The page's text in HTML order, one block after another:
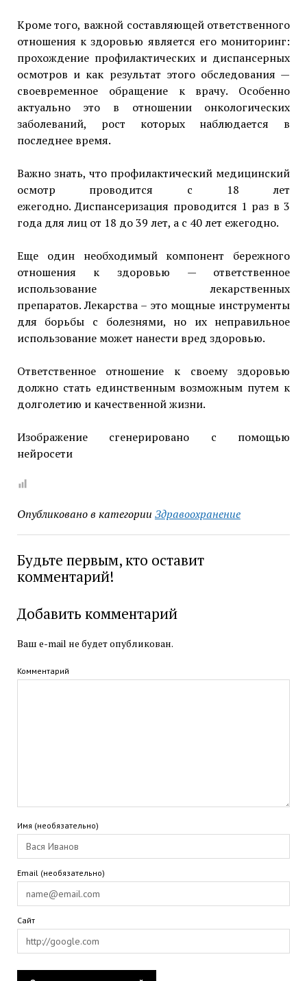
Кроме того, важной составляющей ответственного
отношения к здоровью является его мониторинг:
прохождение профилактических и диспансерных
осмотров и как результат этого обследования —
своевременное обращение к врачу. Особенно
актуально это в отношении онкологических
заболеваний, рост которых наблюдается в
последнее время.
Важно знать, что профилактический медицинский
осмотр проводится с 18 лет
ежегодно. Диспансеризация проводится 1 раз в 3
года для лиц от 18 до 39 лет, а с 40 лет ежегодно.
Еще один необходимый компонент бережного
отношения к здоровью — ответственное
использование лекарственных
препаратов. Лекарства – это мощные инструменты
для борьбы с болезнями, но их неправильное
использование может нанести вред здоровью.
Ответственное отношение к своему здоровью
должно стать единственным возможным путем к
долголетию и качественной жизни.
Изображение сгенерировано с помощью
нейросети
Опубликовано в категории Здравоохранение
Будьте первым, кто оставит
комментарий!
Добавить комментарий
Ваш e-mail не будет опубликован.
Комментарий
Имя (необязательно)
Email (необязательно)
Сайт